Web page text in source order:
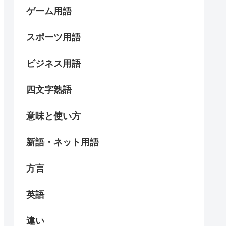
ゲーム用語
スポーツ用語
ビジネス用語
四文字熟語
意味と使い方
新語・ネット用語
方言
英語
違い